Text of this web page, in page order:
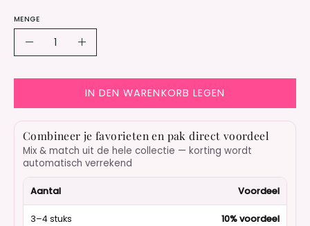
MENGE
Menge
Menge
IN DEN WARENKORB LEGEN
Combineer je favorieten en pak direct voordeel
Mix & match uit de hele collectie — korting wordt
automatisch verrekend
Aantal Voordeel
3–4 stuks 10% voordeel